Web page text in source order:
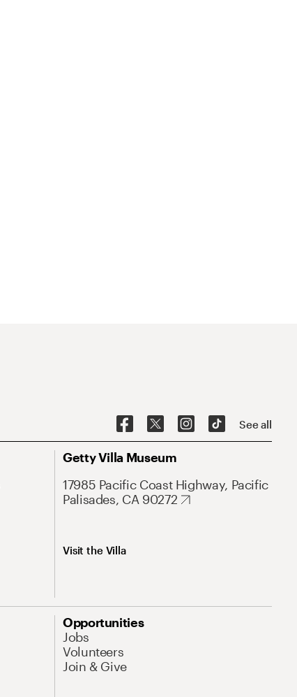
See all
Getty Villa Museum
17985 Pacific Coast Highway, Pacific
Palisades, CA 90272
Visit the Villa
Opportunities
Jobs
Volunteers
Join & Give